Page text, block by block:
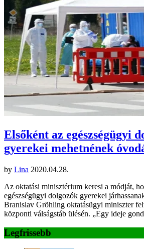
Elsőként az egészségügyi
gyerekei mehetnének
by Lina 2020.04.28.
Az oktatási minisztérium keresi a módját,
egészségügyi dolgozók gyerekei
Branislav Gröhling oktatásügyi miniszter
központi válságstáb ülésén. „Egy ideje
Legfrissebb